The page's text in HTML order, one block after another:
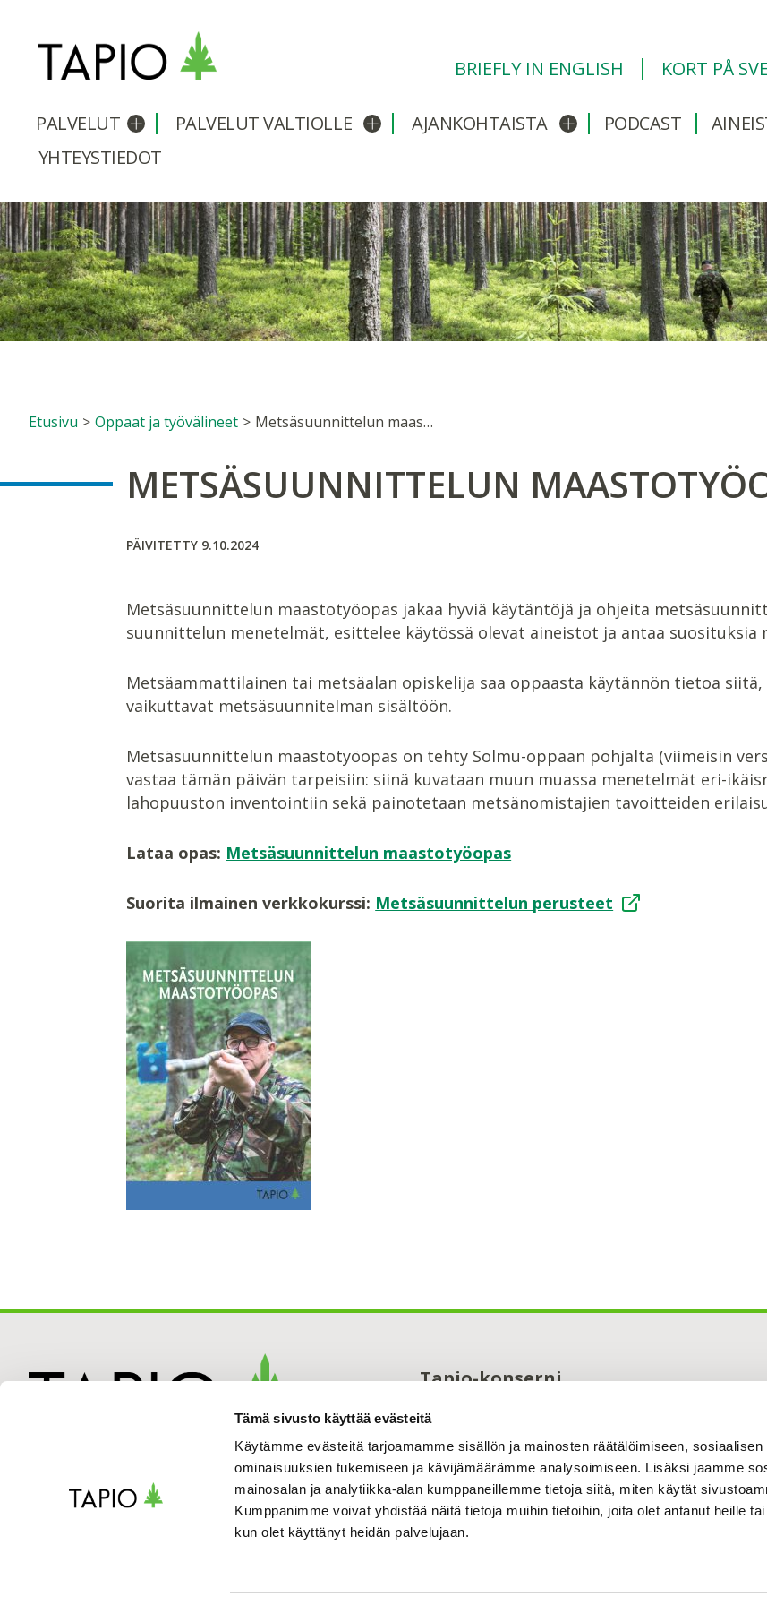
Tämä sivusto käyttää evästeitä
Käytämme evästeitä tarjoamamme sisällön ja mainosten räätälöimiseen, sosiaalisen
ominaisuuksien tukemiseen ja kävijämäärämme analysoimiseen. Lisäksi jaamme
mainosalan ja analytiikka-alan kumppaneillemme tietoja siitä, miten käytät
Kumppanimme voivat yhdistää näitä tietoja muihin tietoihin, joita olet antanut heille
kun olet käyttänyt heidän palvelujaan.
BRIEFLY IN ENGLISH
KORT PÅ
PALVELUT Avaa/sulje alavalikko
PALVELUT VALTIOLLE Avaa/sulje alavalikko
AJANKOHTAISTA Avaa/sulje alavalikko
PODCAST
YHTEYSTIEDOT
Etusivu > Oppaat ja työvälineet > Metsäsuunnittelun maastotyöopas
METSÄSUUNNITTELUN
PÄIVITETTY 9.10.2024
Metsäsuunnittelun maastotyöopas jakaa hyviä käytäntöjä ja ohjeita
suunnittelun menetelmät, esittelee käytössä olevat aineistot ja antaa
Metsäammattilainen tai metsäalan opiskelija saa oppaasta käytännön tietoa
vaikuttavat metsäsuunnitelman sisältöön.
Metsäsuunnittelun maastotyöopas on tehty Solmu-oppaan pohjalta (viimeisin
vastaa tämän päivän tarpeisiin: siinä kuvataan muun muassa menetelmät eri-
lahopuuston inventointiin sekä painotetaan metsänomistajien tavoitteiden
Lataa opas: Metsäsuunnittelun maastotyöopas
Suorita ilmainen verkkokurssi: Metsäsuunnittelun perusteet
Tapio-konserni
00240 Helsinki
0294 32 6000
tapio@tapio.fi